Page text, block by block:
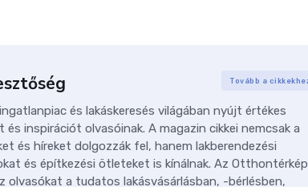
Tovább a
és lakáskeresés világában nyújt értékes
inspirációt olvasóinak. A magazin cikkei nemcsak a
és híreket dolgozzák fel, hanem lakberendezési
és építkezési ötleteket is kínálnak. Az Otthontérkép
olvasókat a tudatos lakásvásárlásban, -bérlésben,